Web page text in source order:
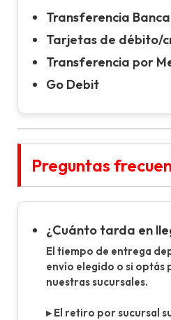
Transferencia
Tarjetas de débito/
Transferencia por
Go Debit
Preguntas
¿Cuánto tarda en
El tiempo de entrega
envío elegido o si optás
nuestras sucursales.
▸ El retiro por sucursal